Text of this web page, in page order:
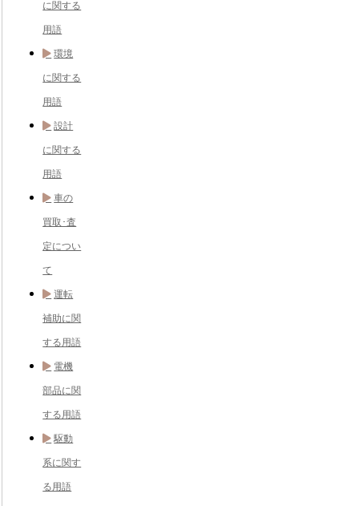
に関する
用語
環境
に関する
用語
設計
に関する
用語
車の
買取･査
定につい
て
運転
補助に関
する用語
電機
部品に関
する用語
駆動
系に関す
る用語